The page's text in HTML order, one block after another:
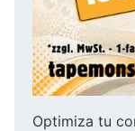
Optimiza tu